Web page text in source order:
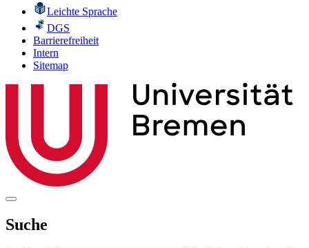
Leichte Sprache
DGS
Barrierefreiheit
Intern
Sitemap
Suche